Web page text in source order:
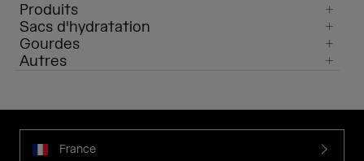
Produits
Sacs d'hydratation
Gourdes
Autres
France